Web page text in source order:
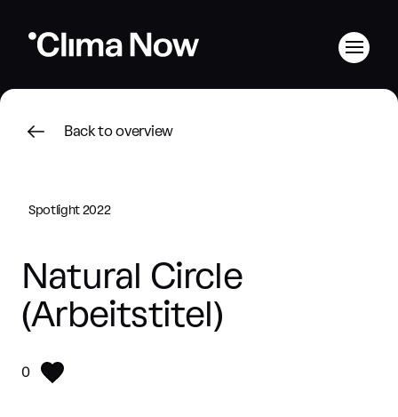
Back to overview
Spotlight 2022
Natural Circle
(Arbeitstitel)
0